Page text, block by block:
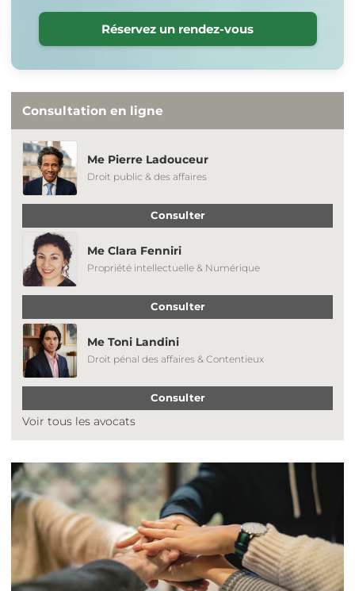
Réservez un rendez-vous
Consultation en ligne
Me Pierre Ladouceur
Droit public & des affaires
Consulter
Me Clara Fenniri
Propriété intellectuelle & Numérique
Consulter
Me Toni Landini
Droit pénal des affaires & Contentieux
Consulter
Voir tous les avocats